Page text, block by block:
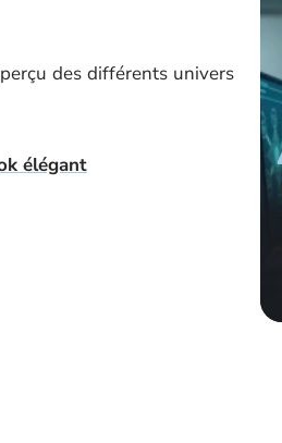
des différents univers
élégant